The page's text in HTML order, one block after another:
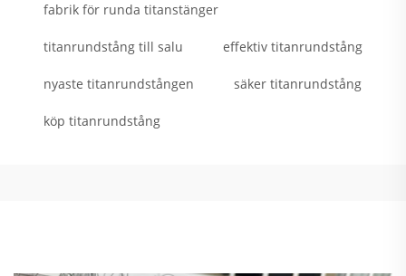
fabrik för runda titanstänger
titanrundstång till salu effektiv titanrundstång
nyaste titanrundstången säker titanrundstång
köp titanrundstång